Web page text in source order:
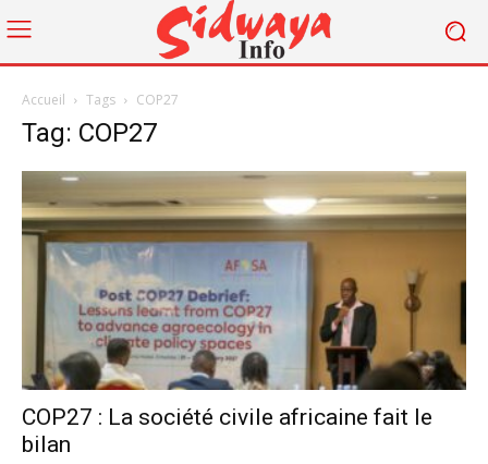
Accueil Tags COP27
Tag: COP27
COP27 : La société civile africaine fait le
bilan